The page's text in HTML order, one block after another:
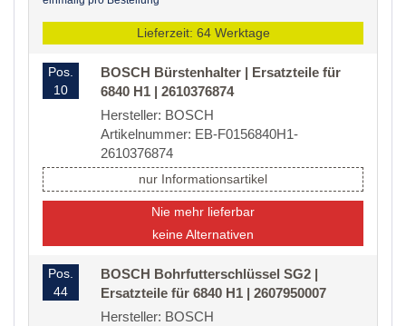
Lieferzeit: 64 Werktage
Pos.
10
BOSCH Bürstenhalter | Ersatzteile für
6840 H1 | 2610376874
Hersteller: BOSCH
Artikelnummer: EB-F0156840H1-
2610376874
nur Informationsartikel
Nie mehr lieferbar
keine Alternativen
Pos.
44
BOSCH Bohrfutterschlüssel SG2 |
Ersatzteile für 6840 H1 | 2607950007
Hersteller: BOSCH